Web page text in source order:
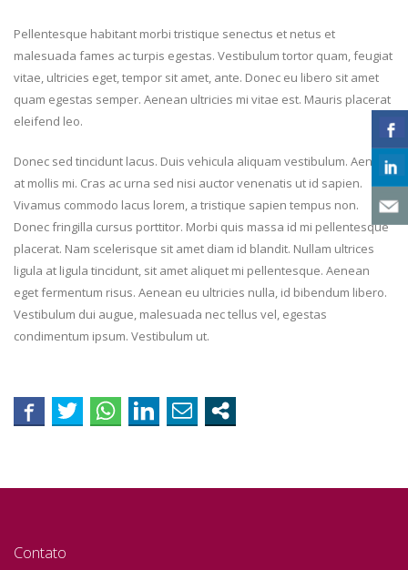
Pellentesque habitant morbi tristique senectus et netus et
malesuada fames ac turpis egestas. Vestibulum tortor quam, feugiat
vitae, ultricies eget, tempor sit amet, ante. Donec eu libero sit amet
quam egestas semper. Aenean ultricies mi vitae est. Mauris placerat
eleifend leo.
Donec sed tincidunt lacus. Duis vehicula aliquam vestibulum. Aenean
at mollis mi. Cras ac urna sed nisi auctor venenatis ut id sapien.
Vivamus commodo lacus lorem, a tristique sapien tempus non.
Donec fringilla cursus porttitor. Morbi quis massa id mi pellentesque
placerat. Nam scelerisque sit amet diam id blandit. Nullam ultrices
ligula at ligula tincidunt, sit amet aliquet mi pellentesque. Aenean
eget fermentum risus. Aenean eu ultricies nulla, id bibendum libero.
Vestibulum dui augue, malesuada nec tellus vel, egestas
condimentum ipsum. Vestibulum ut.
Contato